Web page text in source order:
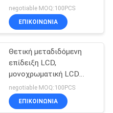
ΒΑΡΑΊΝΩ 240 * γραφική
LCD επίδειξη 80
negotiable MOQ:100PCS
ΕΠΙΚΟΙΝΩΝΊΑ
Θετική μεταδιδόμενη
επίδειξη LCD,
μονοχρωματική LCD
επιτροπή συνδετήρων
ΚΑΡΦΙΤΣΏΝ HTN
negotiable MOQ:100PCS
ΕΠΙΚΟΙΝΩΝΊΑ